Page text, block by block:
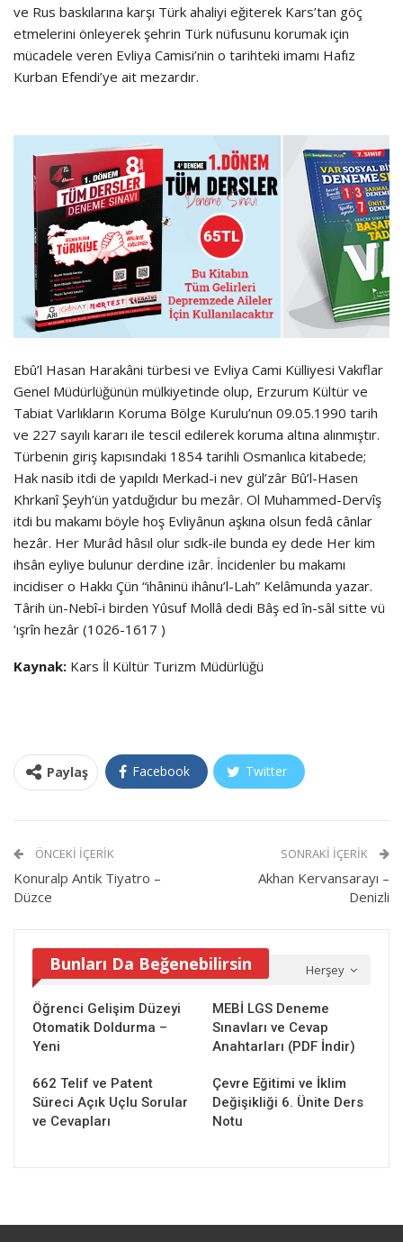
ve Rus baskılarına karşı Türk ahaliyi eğiterek Kars’tan göç
etmelerini önleyerek şehrin Türk nüfusunu korumak için
mücadele veren Evliya Camisi’nin o tarihteki imamı Hafız
Kurban Efendi’ye ait mezardır.
Ebû’l Hasan Harakâni türbesi ve Evliya Cami Külliyesi Vakıflar
Genel Müdürlüğünün mülkiyetinde olup, Erzurum Kültür ve
Tabiat Varlıkların Koruma Bölge Kurulu’nun 09.05.1990 tarih
ve 227 sayılı kararı ile tescil edilerek koruma altına alınmıştır.
Türbenin giriş kapısındaki 1854 tarihli Osmanlıca kitabede;
Hak nasib itdi de yapıldı Merkad-i nev gül’zâr Bû’l-Hasen
Khrkanî Şeyh’ün yatduğıdur bu mezâr. Ol Muhammed-Dervîş
itdi bu makamı böyle hoş Evliyânun aşkına olsun fedâ cânlar
hezâr. Her Murâd hâsıl olur sıdk-ile bunda ey dede Her kim
ihsân eyliye bulunur derdine izâr. İncidenler bu makamı
incidiser o Hakkı Çün “ihâninü ihânu’l-Lah” Kelâmunda yazar.
Târih ün-Nebî-i birden Yûsuf Mollâ dedi Bâş ed în-sâl sitte vü
‘ışrîn hezâr (1026-1617 )
Kaynak: Kars İl Kültür Turizm Müdürlüğü
Paylaş Facebook Twitter
ÖNCEKI İÇERIK
Konuralp Antik Tiyatro –
Düzce
SONRAKI İÇERIK
Akhan Kervansarayı –
Denizli
Herşey
Bunları Da Beğenebilirsin
Öğrenci Gelişim Düzeyi
Otomatik Doldurma –
Yeni
MEBİ LGS Deneme
Sınavları ve Cevap
Anahtarları (PDF İndir)
662 Telif ve Patent
Süreci Açık Uçlu Sorular
ve Cevapları
Çevre Eğitimi ve İklim
Değişikliği 6. Ünite Ders
Notu